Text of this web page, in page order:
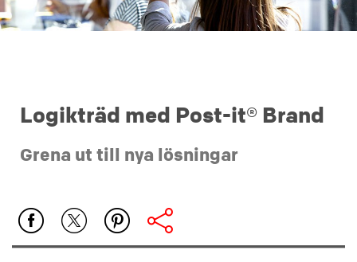
Logikträd med Post-it® Brand
Grena ut till nya lösningar